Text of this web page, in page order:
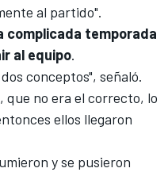
al partido".
complicada temporada
al equipo.
conceptos", señaló.
que no era el correcto, lo
ellos llegaron
y se pusieron